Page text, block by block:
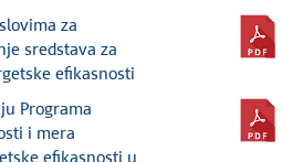
za
sredstava za
efikasnosti
Programa
i mera
efikasnosti u